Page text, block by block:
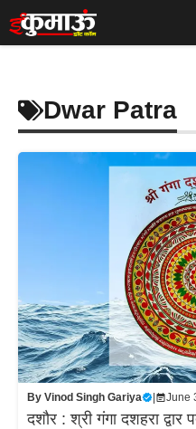
Skip
to
Dwar Patra
By Vinod Singh Gariya | June
दशौर : श्री गंगा दशहरा